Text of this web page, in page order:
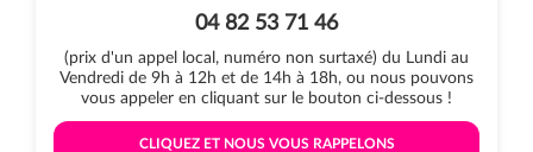
04 82 53 71 46
(prix d'un appel local, numéro non surtaxé) du Lundi au
Vendredi de 9h à 12h et de 14h à 18h, ou nous pouvons
vous appeler en cliquant sur le bouton ci-dessous !